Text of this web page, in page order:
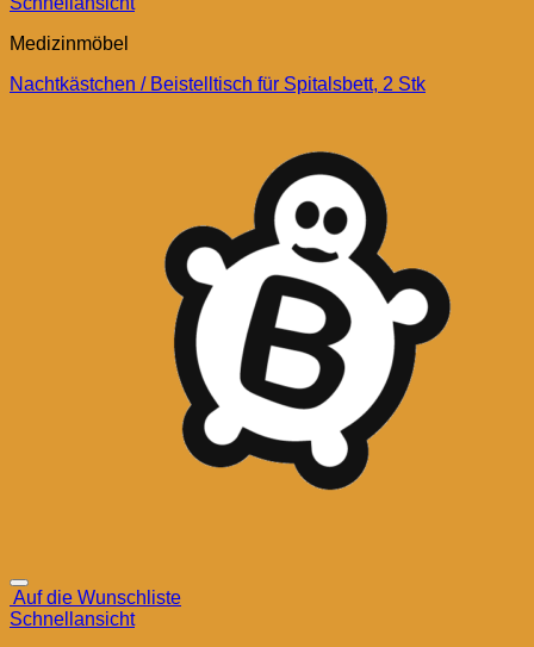
Medizinmöbel
Nachtkästchen / Beistelltisch für Spitalsbett, 2 Stk
Auf die Wunschliste
Schnellansicht